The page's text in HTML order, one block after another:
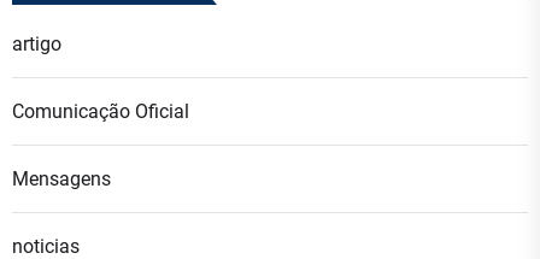
artigo
Comunicação Oficial
Mensagens
noticias